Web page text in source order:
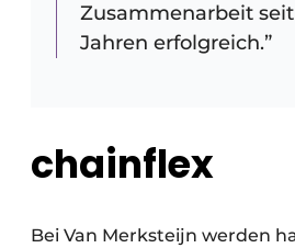
Zusammenarbeit
Jahren erfolgreich.”
chainflex
Bei Van Merksteijn werden